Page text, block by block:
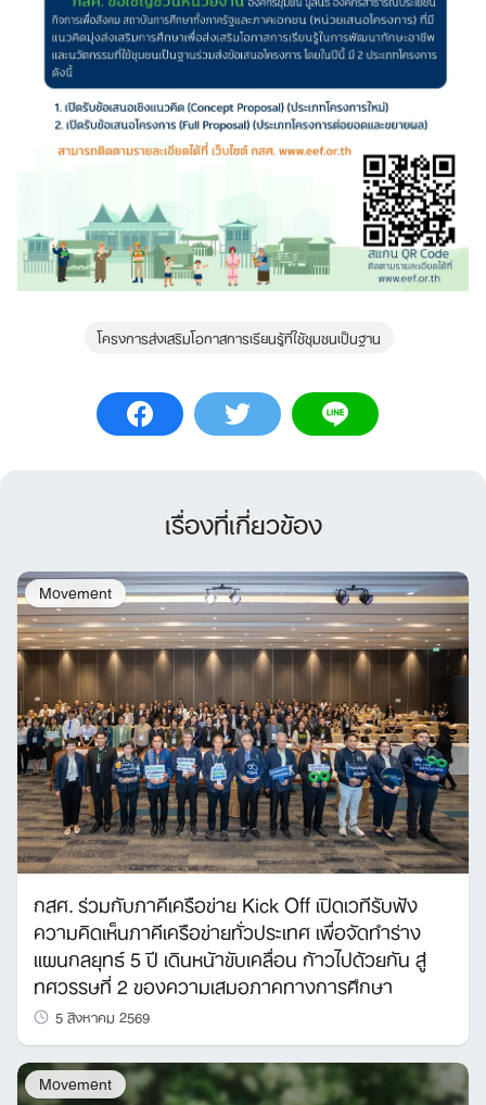
โครงการส่งเสริมโอกาสการเรียนรู้ที่ใช้ชุมชนเป็นฐาน
เรื่องที่เกี่ยวข้อง
Movement
กสศ. ร่วมกับภาคีเครือข่าย Kick Off เปิดเวทีรับฟัง
ความคิดเห็นภาคีเครือข่ายทั่วประเทศ เพื่อจัดทำร่าง
แผนกลยุทธ์ 5 ปี เดินหน้าขับเคลื่อน ก้าวไปด้วยกัน สู่
ทศวรรษที่ 2 ของความเสมอภาคทางการศึกษา
5 สิงหาคม 2569
Movement